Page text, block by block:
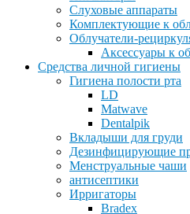
Слуховые аппараты
Комплектующие к
Облучатели-
Аксессуары к
Средства личной гигиены
Гигиена полости рта
LD
Matwave
Dentalpik
Вкладыши для груди
Дезинфицирующие
Менструальные чаши
антисептики
Ирригаторы
Bradex